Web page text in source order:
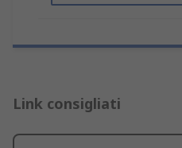
Link consigliati